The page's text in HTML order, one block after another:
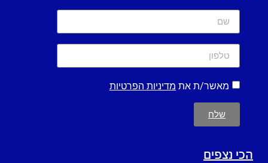
מאשר/ת את מדיניות הפרטיות
שלח
הכי נצפים